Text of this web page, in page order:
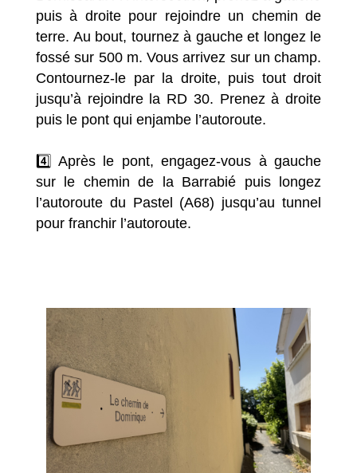
puis à droite pour rejoindre un chemin de
terre. Au bout, tournez à gauche et longez le
fossé sur 500 m. Vous arrivez sur un champ.
Contournez-le par la droite, puis tout droit
jusqu’à rejoindre la RD 30. Prenez à droite
puis le pont qui enjambe l’autoroute.
4️⃣ Après le pont, engagez-vous à gauche
sur le chemin de la Barrabié puis longez
l’autoroute du Pastel (A68) jusqu’au tunnel
pour franchir l’autoroute.